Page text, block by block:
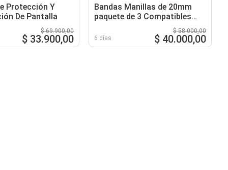
Protección Y
De Pantalla
$ 69.900,00
$ 33.900,00
Bandas Manillas de 20mm
paquete de 3 Compatibles
6 días
$ 58.000,00
$ 40.000,00